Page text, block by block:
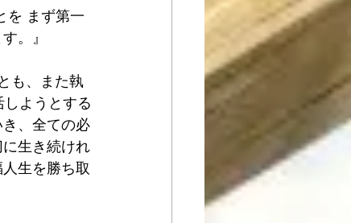
を まず第一
。』
も、また執
ようとする
、全ての必
生き続けれ
生を勝ち取